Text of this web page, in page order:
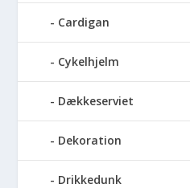
Cardigan
Cykelhjelm
Dækkeserviet
Dekoration
Drikkedunk